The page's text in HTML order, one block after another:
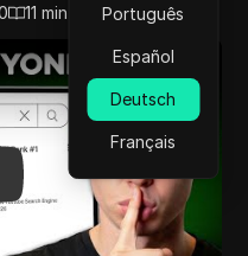
Português
Español
Deutsch
Français
11 min lesen
Wie ich Platz 1 auf